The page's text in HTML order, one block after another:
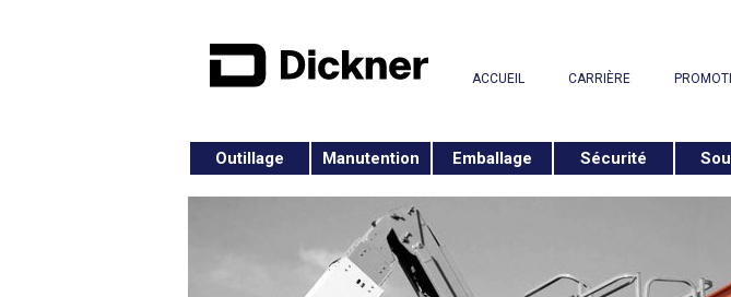
ACCUEIL CARRIÈRE
Outillage Manutention Emballage Sécurité